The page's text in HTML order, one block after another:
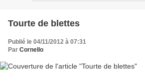
Tourte de blettes
Publié le 04/11/2012 à 07:31
Par Cornello